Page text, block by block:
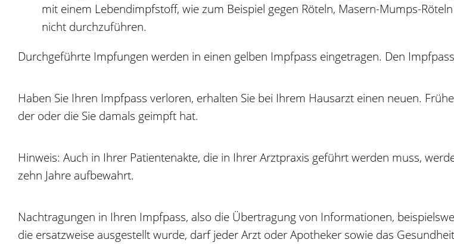
mit einem Lebendimpfstoff, wie zum Beispiel gegen Röteln, Masern-Mumps-
nicht durchzuführen.
Durchgeführte Impfungen werden in einen gelben Impfpass eingetragen. Den
Haben Sie Ihren Impfpass verloren, erhalten Sie bei Ihrem Hausarzt einen neuen.
der oder die Sie damals geimpft hat.
Hinweis: Auch in Ihrer Patientenakte, die in Ihrer Arztpraxis geführt werden muss,
zehn Jahre aufbewahrt.
Nachtragungen in Ihren Impfpass, also die Übertragung von Informationen,
die ersatzweise ausgestellt wurde, darf jeder Arzt oder Apotheker sowie das